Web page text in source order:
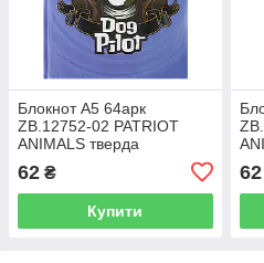
Блокнот А5 64арк
ZB.12752-02 PATRIOT
ANIMALS тверда
обкладинка, мат.лам.+лак
KIDS Line синій(10)
62 ₴
Купити
62